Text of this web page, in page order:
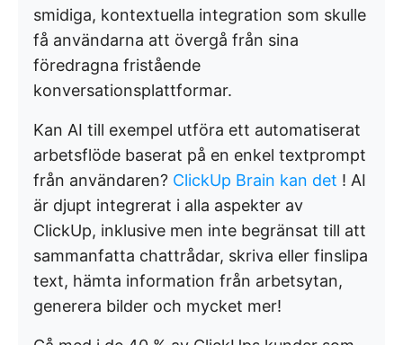
smidiga, kontextuella integration som skulle
få användarna att övergå från sina
föredragna fristående
konversationsplattformar.
Kan AI till exempel utföra ett automatiserat
arbetsflöde baserat på en enkel textprompt
från användaren? ClickUp Brain kan det ! AI
är djupt integrerat i alla aspekter av
ClickUp, inklusive men inte begränsat till att
sammanfatta chattrådar, skriva eller finslipa
text, hämta information från arbetsytan,
generera bilder och mycket mer!